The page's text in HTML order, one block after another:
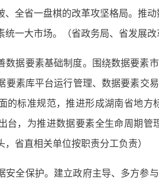
、全省一盘棋的改革攻坚格局。推
一大市场。（省政务局、省发展
数据要素基础制度。围绕数据要
要素库平台运行管理、数据要素交
的标准规范，推进形成湖南省地
台，为推进数据要素全生命周期
省直相关单位按职责分工负责）
安全保护。建立政府主导、多方